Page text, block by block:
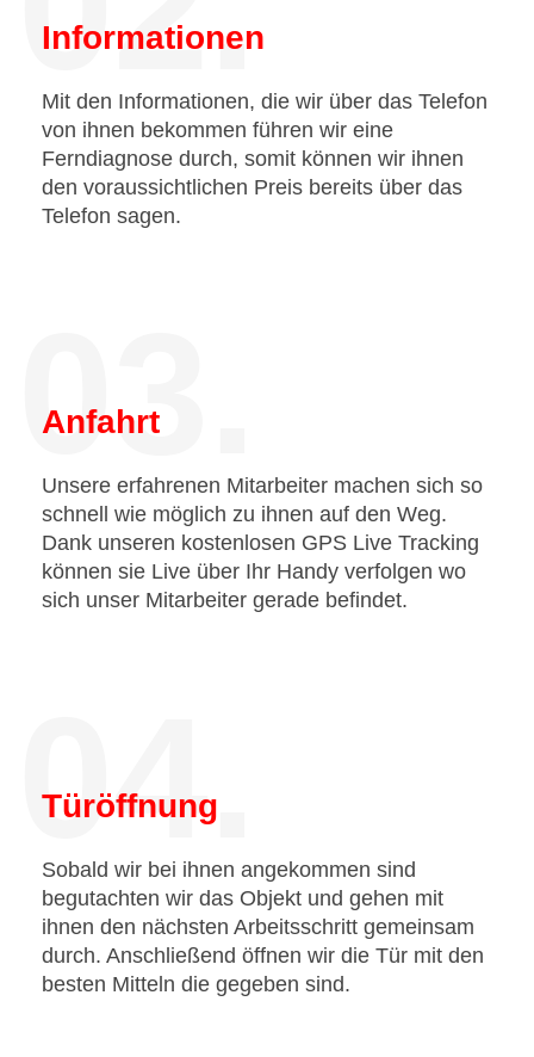
Informationen
Mit den Informationen, die wir über das Telefon
von ihnen bekommen führen wir eine
Ferndiagnose durch, somit können wir ihnen
den voraussichtlichen Preis bereits über das
Telefon sagen.
03.
Anfahrt
Unsere erfahrenen Mitarbeiter machen sich so
schnell wie möglich zu ihnen auf den Weg.
Dank unseren kostenlosen GPS Live Tracking
können sie Live über Ihr Handy verfolgen wo
sich unser Mitarbeiter gerade befindet.
04.
Türöffnung
Sobald wir bei ihnen angekommen sind
begutachten wir das Objekt und gehen mit
ihnen den nächsten Arbeitsschritt gemeinsam
durch. Anschließend öffnen wir die Tür mit den
besten Mitteln die gegeben sind.